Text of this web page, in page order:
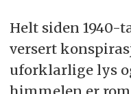
Helt siden 1940-
versert
uforklarlige lys